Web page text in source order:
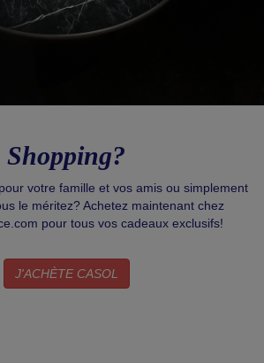
Shopping?
votre famille et vos amis ou simplement
le méritez? Achetez maintenant chez
pour tous vos cadeaux exclusifs!
J'ACHÈTE CASOL